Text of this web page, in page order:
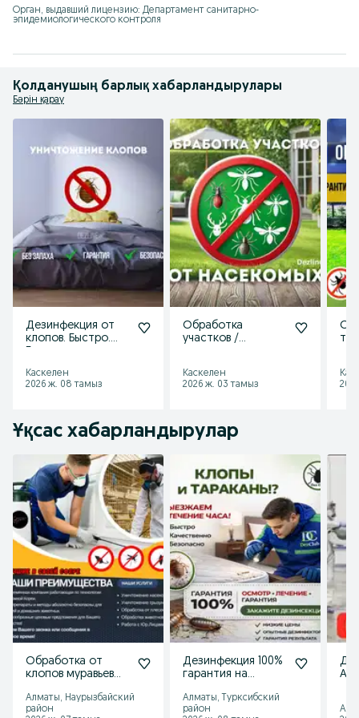
Орган, выдавший лицензию: Департамент санитарно-
эпидемиологического контроля
Қолданушың барлық хабарландырулары
Бәрін қарау
Дезинфекция от
клопов. Быстро.
Каскелен
2026 ж. 08 тамыз
Обработка
участков /
Каскелен
2026 ж. 03 тамыз
Ұқсас хабарландырулар
Обработка от
клопов муравьев
Обработка
участка сада
Алматы, Наурызбайский
район
Дезинфекция 100%
гарантия на
тараканы муравьи
и мыши
Алматы, Турксибский
район